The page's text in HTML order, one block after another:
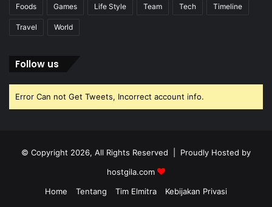
Foods Games Life Style Team Tech Timeline
Travel World
Follow us
Error Can not Get Tweets, Incorrect account info.
© Copyright 2026, All Rights Reserved | Proudly Hosted by
hostgila.com
Home
Tentang Tim Elmitra Kebijakan Privasi